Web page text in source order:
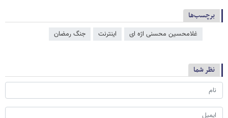
برچسب‌ها
غلامحسین محسنی اژه‌ ای اینترنت جنگ رمضان
نظر شما